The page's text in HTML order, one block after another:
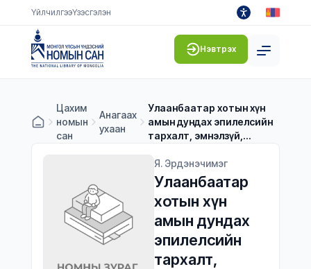
ҮйлчилгээҮзэсгэлэн
Нэвтрэх
Цахим
номын
сан
Анагаах
ухаан
Улаанбаатар хотын хүн
амын дундах эпилелсийн
тархалт, эмнэлзүй,
тархины биоцахилгаан
идэвхижилтийн
өөрчлөлтүүд, оношийн
холбогдол
Я. Эрдэнэчимэг
Улаанбаатар
хотын хүн
амын дундах
эпилелсийн
тархалт,